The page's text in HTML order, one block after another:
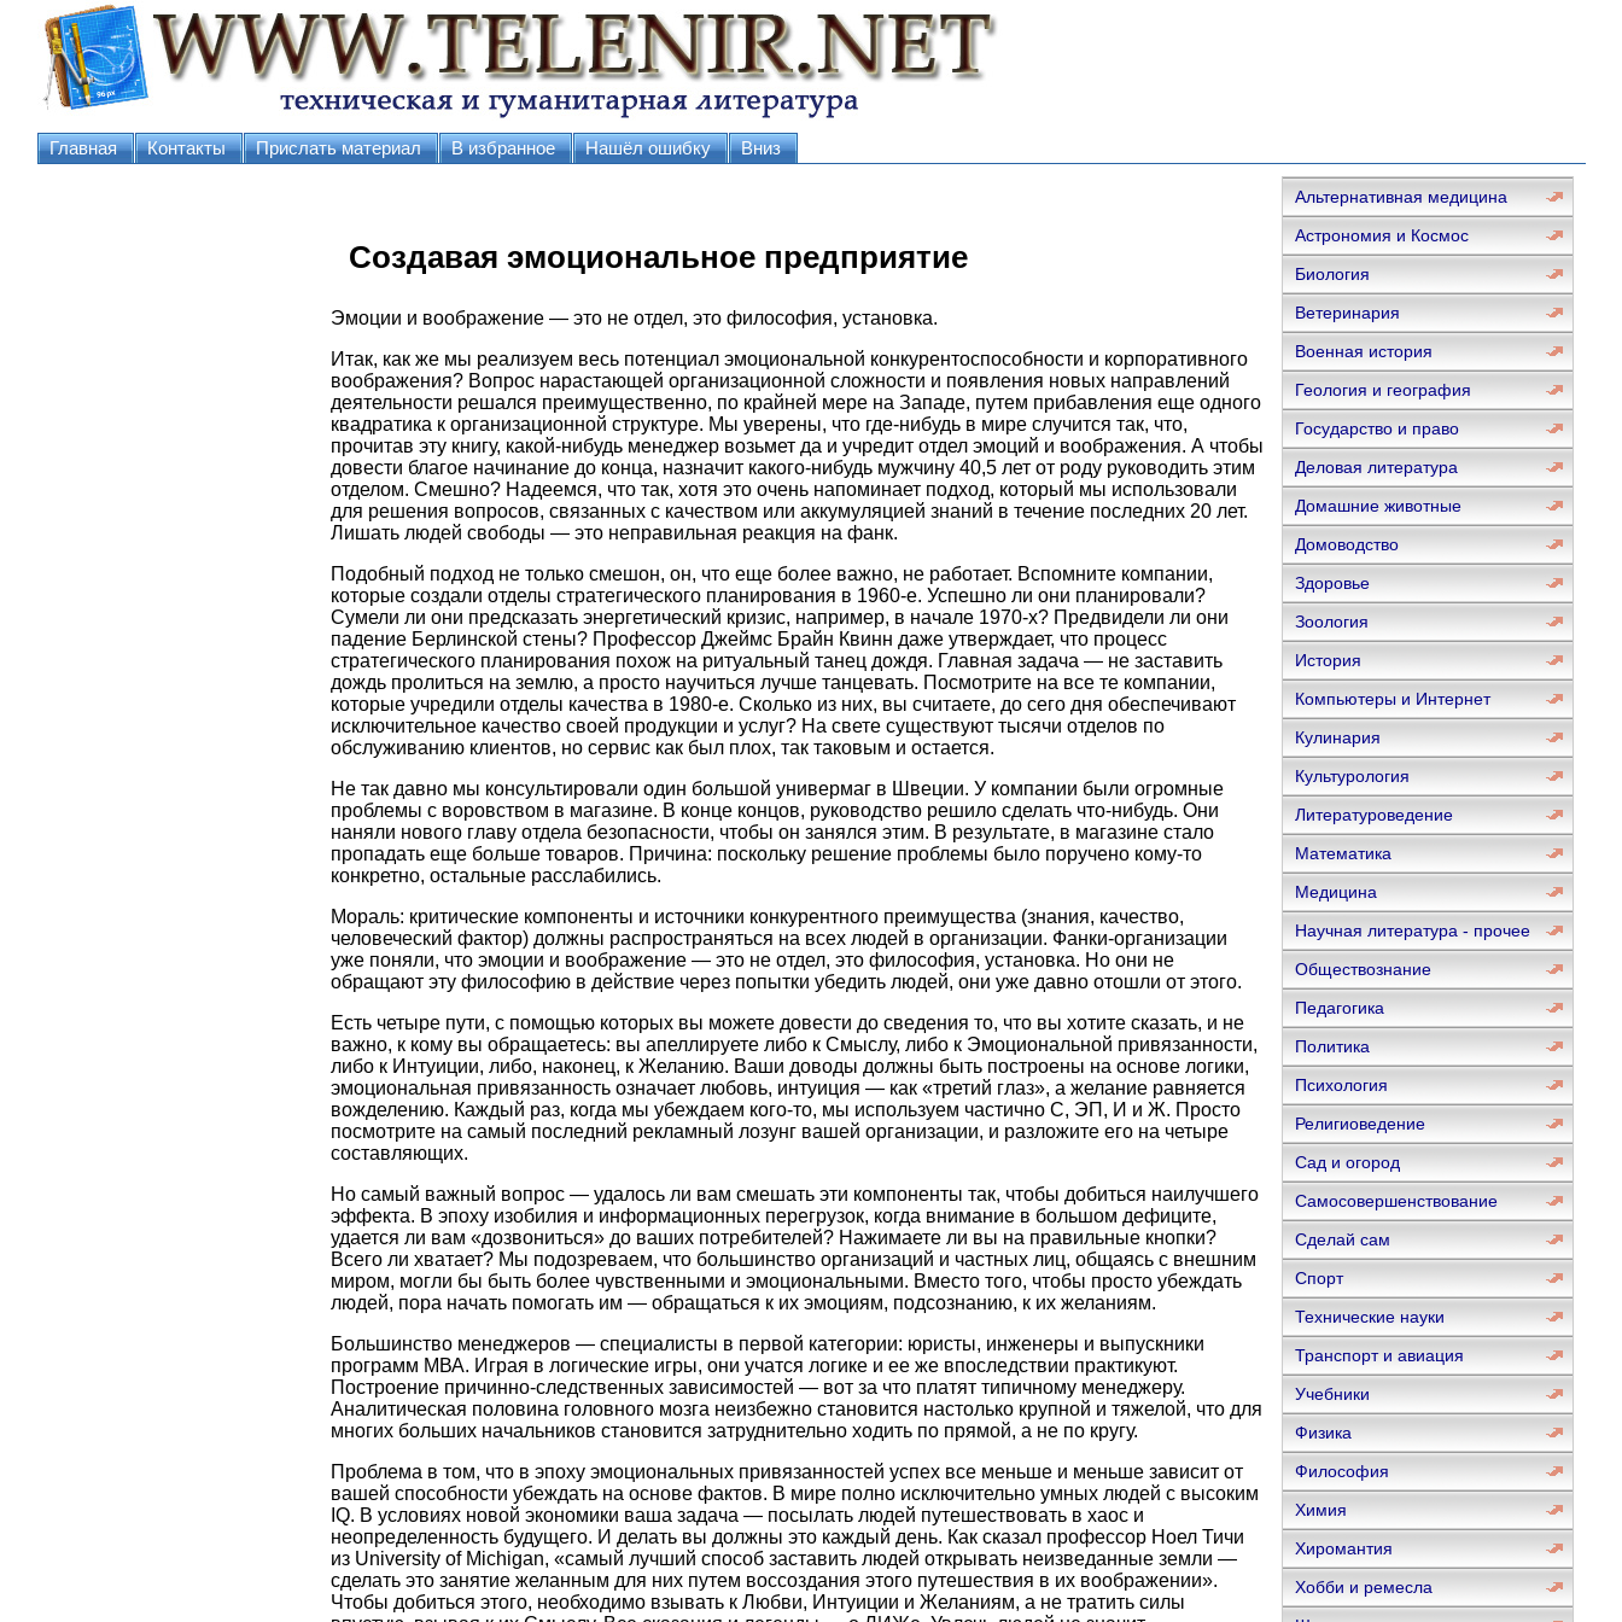
Главная Контакты Прислать материал В избранное Нашёл ошибку Вниз
Создавая эмоциональное предприятие
Эмоции и воображение — это не отдел, это философия, установка.
Итак, как же мы реализуем весь потенциал эмоциональной конкурентоспособности и корпоративного
воображения? Вопрос нарастающей организационной сложности и появления новых направлений
деятельности решался преимущественно, по крайней мере на Западе, путем прибавления еще одного
квадратика к организационной структуре. Мы уверены, что где-нибудь в мире случится так, что,
прочитав эту книгу, какой-нибудь менеджер возьмет да и учредит отдел эмоций и воображения. А чтобы
довести благое начинание до конца, назначит какого-нибудь мужчину 40,5 лет от роду руководить этим
отделом. Смешно? Надеемся, что так, хотя это очень напоминает подход, который мы использовали
для решения вопросов, связанных с качеством или аккумуляцией знаний в течение последних 20 лет.
Лишать людей свободы — это неправильная реакция на фанк.
Подобный подход не только смешон, он, что еще более важно, не работает. Вспомните компании,
которые создали отделы стратегического планирования в 1960-е. Успешно ли они планировали?
Сумели ли они предсказать энергетический кризис, например, в начале 1970-х? Предвидели ли они
падение Берлинской стены? Профессор Джеймс Брайн Квинн даже утверждает, что процесс
стратегического планирования похож на ритуальный танец дождя. Главная задача — не заставить
дождь пролиться на землю, а просто научиться лучше танцевать. Посмотрите на все те компании,
которые учредили отделы качества в 1980-е. Сколько из них, вы считаете, до сего дня обеспечивают
исключительное качество своей продукции и услуг? На свете существуют тысячи отделов по
обслуживанию клиентов, но сервис как был плох, так таковым и остается.
Не так давно мы консультировали один большой универмаг в Швеции. У компании были огромные
проблемы с воровством в магазине. В конце концов, руководство решило сделать что-нибудь. Они
наняли нового главу отдела безопасности, чтобы он занялся этим. В результате, в магазине стало
пропадать еще больше товаров. Причина: поскольку решение проблемы было поручено кому-то
конкретно, остальные расслабились.
Мораль: критические компоненты и источники конкурентного преимущества (знания, качество,
человеческий фактор) должны распространяться на всех людей в организации. Фанки-организации
уже поняли, что эмоции и воображение — это не отдел, это философия, установка. Но они не
обращают эту философию в действие через попытки убедить людей, они уже давно отошли от этого.
Есть четыре пути, с помощью которых вы можете довести до сведения то, что вы хотите сказать, и не
важно, к кому вы обращаетесь: вы апеллируете либо к Смыслу, либо к Эмоциональной привязанности,
либо к Интуиции, либо, наконец, к Желанию. Ваши доводы должны быть построены на основе логики,
эмоциональная привязанность означает любовь, интуиция — как «третий глаз», а желание равняется
вожделению. Каждый раз, когда мы убеждаем кого-то, мы используем частично С, ЭП, И и Ж. Просто
посмотрите на самый последний рекламный лозунг вашей организации, и разложите его на четыре
составляющих.
Но самый важный вопрос — удалось ли вам смешать эти компоненты так, чтобы добиться наилучшего
эффекта. В эпоху изобилия и информационных перегрузок, когда внимание в большом дефиците,
удается ли вам «дозвониться» до ваших потребителей? Нажимаете ли вы на правильные кнопки?
Всего ли хватает? Мы подозреваем, что большинство организаций и частных лиц, общаясь с внешним
миром, могли бы быть более чувственными и эмоциональными. Вместо того, чтобы просто убеждать
людей, пора начать помогать им — обращаться к их эмоциям, подсознанию, к их желаниям.
Большинство менеджеров — специалисты в первой категории: юристы, инженеры и выпускники
программ МВА. Играя в логические игры, они учатся логике и ее же впоследствии практикуют.
Построение причинно-следственных зависимостей — вот за что платят типичному менеджеру.
Аналитическая половина головного мозга неизбежно становится настолько крупной и тяжелой, что для
многих больших начальников становится затруднительно ходить по прямой, а не по кругу.
Проблема в том, что в эпоху эмоциональных привязанностей успех все меньше и меньше зависит от
вашей способности убеждать на основе фактов. В мире полно исключительно умных людей с высоким
IQ. В условиях новой экономики ваша задача — посылать людей путешествовать в хаос и
неопределенность будущего. И делать вы должны это каждый день. Как сказал профессор Ноел Тичи
из University of Michigan, «самый лучший способ заставить людей открывать неизведанные земли —
сделать это занятие желанным для них путем воссоздания этого путешествия в их воображении».
Чтобы добиться этого, необходимо взывать к Любви, Интуиции и Желаниям, а не тратить силы
Альтернативная медицина
Астрономия и Космос
Биология
Ветеринария
Военная история
Геология и география
Государство и право
Деловая литература
Домашние животные
Домоводство
Здоровье
Зоология
История
Компьютеры и Интернет
Кулинария
Культурология
Литературоведение
Математика
Медицина
Научная литература - прочее
Обществознание
Педагогика
Политика
Психология
Религиоведение
Сад и огород
Самосовершенствование
Сделай сам
Спорт
Технические науки
Транспорт и авиация
Учебники
Физика
Философия
Химия
Хиромантия
Хобби и ремесла